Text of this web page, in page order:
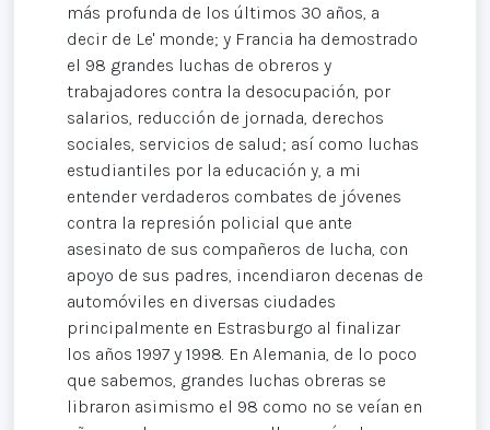
más profunda de los últimos 30 años, a
decir de Le' monde; y Francia ha demostrado
el 98 grandes luchas de obreros y
trabajadores contra la desocupación, por
salarios, reducción de jornada, derechos
sociales, servicios de salud; así como luchas
estudiantiles por la educación y, a mi
entender verdaderos combates de jóvenes
contra la represión policial que ante
asesinato de sus compañeros de lucha, con
apoyo de sus padres, incendiaron decenas de
automóviles en diversas ciudades
principalmente en Estrasburgo al finalizar
los años 1997 y 1998. En Alemania, de lo poco
que sabemos, grandes luchas obreras se
libraron asimismo el 98 como no se veían en